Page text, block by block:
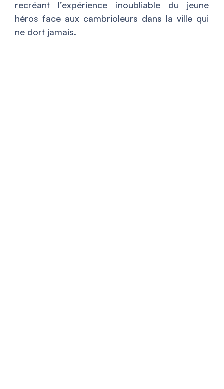
recréant l’expérience inoubliable du jeune
héros face aux cambrioleurs dans la ville qui
ne dort jamais.